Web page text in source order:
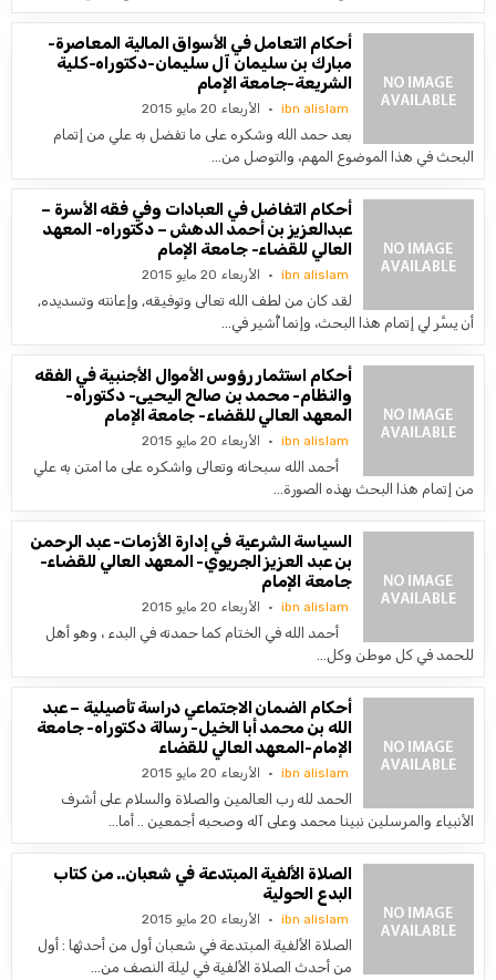
أحكام التعامل في الأسواق المالية المعاصرة-
مبارك بن سليمان آل سليمان-دكتوراه-كلية
الشريعة-جامعة الإمام
ibn alislam الأربعاء 20 مايو 2015
بعد حمد الله وشكره على ما تفضل به علي من إتمام
البحث في هذا الموضوع المهم، والتوصل من…
أحكام التفاضل في العبادات وفي فقه الأسرة –
عبدالعزيز بن أحمد الدهش – دكتوراه- المعهد
العالي للقضاء- جامعة الإمام
ibn alislam الأربعاء 20 مايو 2015
لقد كان من لطف الله تعالى وتوفيقه, وإعانته وتسديده,
أن يسَّر لي إتمام هذا البحث، وإنما أُشير في…
أحكام استثمار رؤوس الأموال الأجنبية في الفقه
والنظام- محمد بن صالح اليحيى- دكتوراه-
المعهد العالي للقضاء- جامعة الإمام
ibn alislam الأربعاء 20 مايو 2015
أحمد الله سبحانه وتعالى واشكره على ما امتن به علي
من إتمام هذا البحث بهذه الصورة…
السياسة الشرعية في إدارة الأزمات- عبد الرحمن
بن عبد العزيز الجريوي- المعهد العالي للقضاء-
جامعة الإمام
ibn alislam الأربعاء 20 مايو 2015
أحمد الله في الختام كما حمدته في البدء ، وهو أهل
للحمد في كل موطن وكل…
أحكام الضمان الاجتماعي دراسة تأصيلية – عبد
الله بن محمد أبا الخيل- رسالة دكتوراه- جامعة
الإمام-المعهد العالي للقضاء
ibn alislam الأربعاء 20 مايو 2015
الحمد لله رب العالمين والصلاة والسلام على أشرف
الأنبياء والمرسلين نبينا محمد وعلى آله وصحبه أجمعين .. أما…
الصلاة الألفية المبتدعة في شعبان.. من كتاب
البدع الحولية
ibn alislam الأربعاء 20 مايو 2015
الصلاة الألفية المبتدعة في شعبان أول من أحدثها : أول
من أحدث الصلاة الألفية في ليلة النصف من…